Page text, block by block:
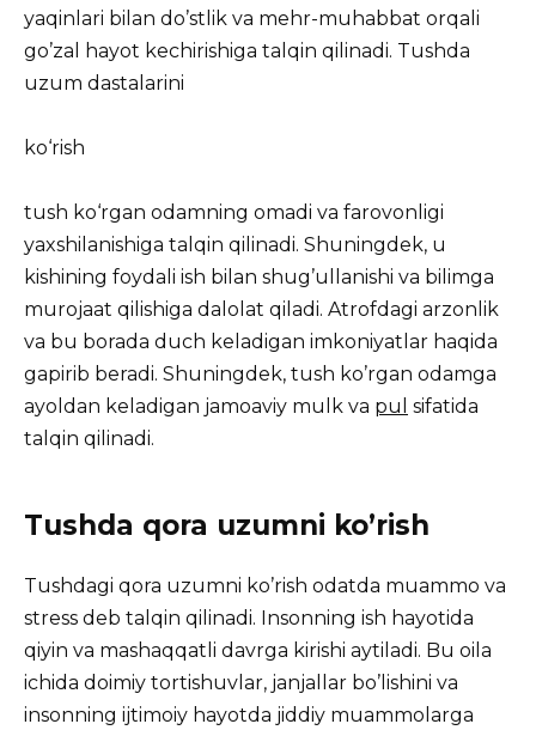
yaqinlari bilan do’stlik va mehr-muhabbat orqali
go’zal hayot kechirishiga talqin qilinadi. Tushda
uzum dastalarini
ko‘rish
tush ko‘rgan odamning omadi va farovonligi
yaxshilanishiga talqin qilinadi. Shuningdek, u
kishining foydali ish bilan shug’ullanishi va bilimga
murojaat qilishiga dalolat qiladi. Atrofdagi arzonlik
va bu borada duch keladigan imkoniyatlar haqida
gapirib beradi. Shuningdek, tush ko’rgan odamga
ayoldan keladigan jamoaviy mulk va pul sifatida
talqin qilinadi.
Tushda qora uzumni ko’rish
Tushdagi qora uzumni ko’rish odatda muammo va
stress deb talqin qilinadi. Insonning ish hayotida
qiyin va mashaqqatli davrga kirishi aytiladi. Bu oila
ichida doimiy tortishuvlar, janjallar bo’lishini va
insonning ijtimoiy hayotda jiddiy muammolarga